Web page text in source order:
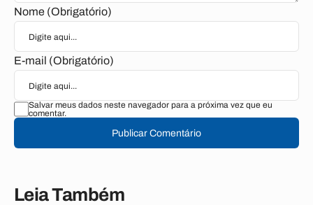
Nome (Obrigatório)
E-mail (Obrigatório)
Salvar meus dados neste navegador para a próxima vez que eu
comentar.
Publicar Comentário
Leia Também